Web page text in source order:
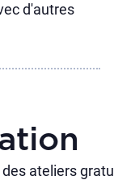
d'autres
ateliers